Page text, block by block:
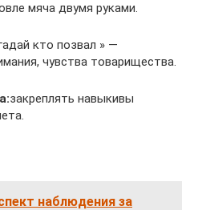
мяча двумя руками.
кто позвал » —
чувства товарищества.
закреплять навыкивы
наблюдения за